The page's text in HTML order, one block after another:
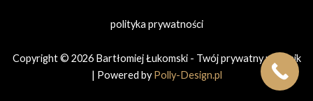
polityka prywatności
Copyright © 2026 Bartłomiej Łukomski - Twój prywatny prawnik
| Powered by Polly-Design.pl